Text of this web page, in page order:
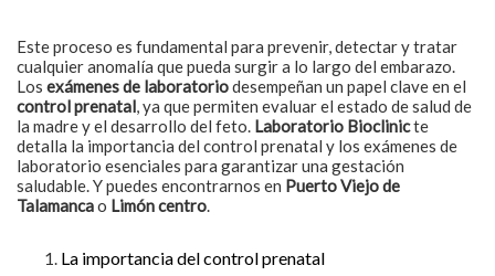
Este proceso es fundamental para prevenir, detectar y tratar
cualquier anomalía que pueda surgir a lo largo del embarazo.
Los exámenes de laboratoriodesempeñan un papel clave en el
control prenatal, ya que permiten evaluar el estado de salud de
la madre y el desarrollo del feto. Laboratorio Bioclinicte
detalla la importancia del control prenatal y los exámenes de
laboratorio esenciales para garantizar una gestación
saludable. Y puedes encontrarnos en Puerto Viejo de
Talamancao Limón centro.
La importancia del control prenatal